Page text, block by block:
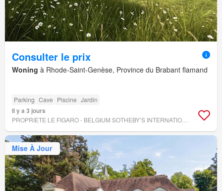
Consulter le prix
Woning à Rhode-Saint-Genèse, Province du Brabant flamand
Parking Cave Piscine Jardin
Il y a 3 jours
Mise À Jour